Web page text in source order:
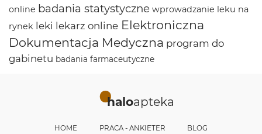
online badania statystyczne wprowadzanie leku na
rynek leki lekarz online Elektroniczna
Dokumentacja Medyczna program do
gabinetu badania farmaceutyczne
haloapteka
HOME PRACA - ANKIETER BLOG